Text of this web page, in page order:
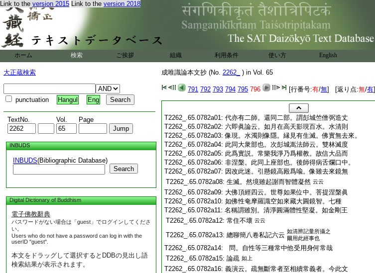
Link to the version 2015 Link to the version 2018
ホーム 検索 ご挨拶 組織 利用条件 使い方 English
大正蔵検索
punctuation Hangul Eng
TextNo. Vol. Page
INBUDS
INBUDS(Bibliographic Database)
Search
Digital Dictionary of Buddhism
電子佛教辭典
パスワードがない場合は「guest」でログインしてくださ
い。
Users who do not have a password can log in with the
userID "guest".
本文をドラッグして選択するとDDBの見出し語
検索結果が表示されます。
成唯識論本文抄 (No. 2262_ ) in Vol. 65
791 792 793 794 795 796 [行番号:有/無] [返り点:無/有]
T2262_.65.0782a01: 代亦有二師。還同二部。謂彭城竺僧弼造丈
T2262_.65.0782a02: 六即眞論云。如月在高天影現百水。水清則
T2262_.65.0782a03:像現。水濁則像隱。縁見有生滅。佛實無去來。
T2262_.65.0782a04: 此同大衆部也。次彭城嵩法師云。雙林滅度
T2262_.65.0782a05: 此爲實説。常樂我淨乃爲權教。故信大品而
T2262_.65.0782a06: 非涅槃。此同上座部也。後師得病舌爛口中。
T2262_.65.0782a07: 因改此迷。引懸鏡高殿爲喩。像雖去來鏡無
T2262_.65.0782a08: 生滅。然境雖起謝而智體凝然 云云
T2262_.65.0782a09: 大佛頂經四云。世尊如果位中。菩提涅槃眞
T2262_.65.0782a10: 如佛性奄摩羅識空如來藏大圓鏡智。七種
T2262_.65.0782a11: 名稱謂雖別。清淨圓滿體性堅凝。如金剛王
T2262_.65.0782a12: 常住不壞 云云
T2262_.65.0782a13: 總聊簡八卷私記六云 如清辨記量所攝之
爾用此經事也
T2262_.65.0782a14:
問。自性等三種常中他受用身何常哉
T2262_.65.0782a15: 論疏 如上
T2262_.65.0782a16: 義演云。疏無斷常者至相續常義者。今此文